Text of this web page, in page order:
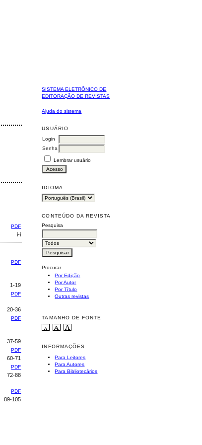
SISTEMA ELETRÔNICO DE
EDITORAÇÃO DE REVISTAS
Ajuda do sistema
USUÁRIO
Login
Senha
Lembrar usuário
IDIOMA
CONTEÚDO DA REVISTA
Pesquisa
Procurar
Por Edição
Por Autor
Por Título
Outras revistas
TAMANHO DE FONTE
INFORMAÇÕES
Para Leitores
Para Autores
Para Bibliotecários
PDF
i-i
PDF
1-19
PDF
20-36
PDF
37-59
PDF
60-71
PDF
72-88
PDF
89-105